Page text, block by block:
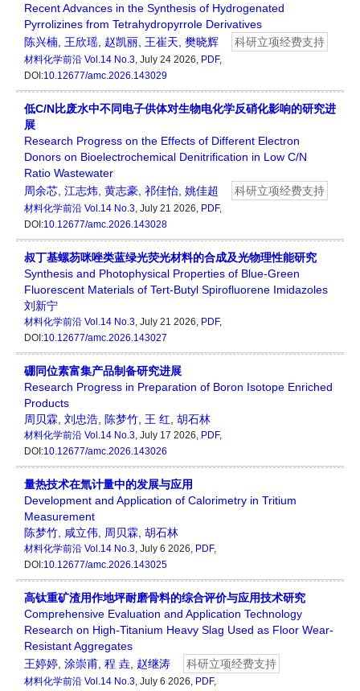
Recent Advances in the Synthesis of Hydrogenated
Pyrrolizines from Tetrahydropyrrole Derivatives
陈兴楠 王欣瑶 赵凯丽 王崔天 樊晓辉 科研立项经费支持
材料化学前沿 Vol.14 No.3, July 24 2026, PDF,
DOI:10.12677/amc.2026.143029
低C/N比废水中不同电子供体对生物电化学反硝化影响的研究进
展
Research Progress on the Effects of Different Electron
Donors on Bioelectrochemical Denitrification in Low C/N
Ratio Wastewater
周余芯 江志炜 黄志豪 祁佳怡 姚佳超 科研立项经费支持
材料化学前沿 Vol.14 No.3, July 21 2026, PDF,
DOI:10.12677/amc.2026.143028
叔丁基螺芴咪唑类蓝绿光荧光材料的合成及光物理性能研究
Synthesis and Photophysical Properties of Blue-Green
Fluorescent Materials of Tert-Butyl Spirofluorene Imidazoles
刘新宁
材料化学前沿 Vol.14 No.3, July 21 2026, PDF,
DOI:10.12677/amc.2026.143027
硼同位素富集产品制备研究进展
Research Progress in Preparation of Boron Isotope Enriched
Products
周贝霖 刘忠浩 陈梦竹 王 红 胡石林
材料化学前沿 Vol.14 No.3, July 17 2026, PDF,
DOI:10.12677/amc.2026.143026
量热技术在氚计量中的发展与应用
Development and Application of Calorimetry in Tritium
Measurement
陈梦竹
咸立伟 周贝霖 胡石林
材料化学前沿 Vol.14 No.3, July 6 2026, PDF,
DOI:10.12677/amc.2026.143025
高钛重矿渣用作地坪耐磨骨料的综合评价与应用技术研究
Comprehensive Evaluation and Application Technology
Research on High-Titanium Heavy Slag Used as Floor Wear-
Resistant Aggregates
王婷婷 涂崇甫 程 垚 赵继涛 科研立项经费支持
材料化学前沿 Vol.14 No.3, July 6 2026, PDF,